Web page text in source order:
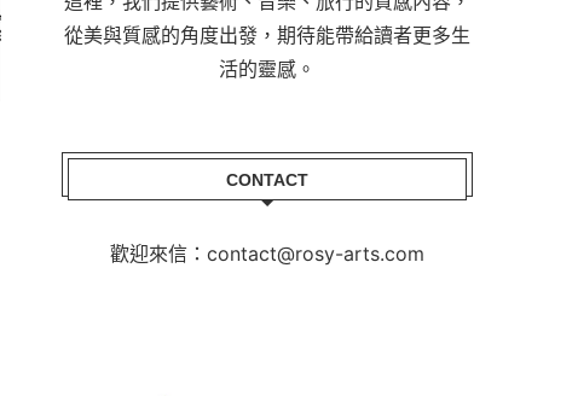
從美與質感的角度出發，期待能帶給讀者更多生
活的靈感。
CONTACT
歡迎來信：contact@rosy-arts.com